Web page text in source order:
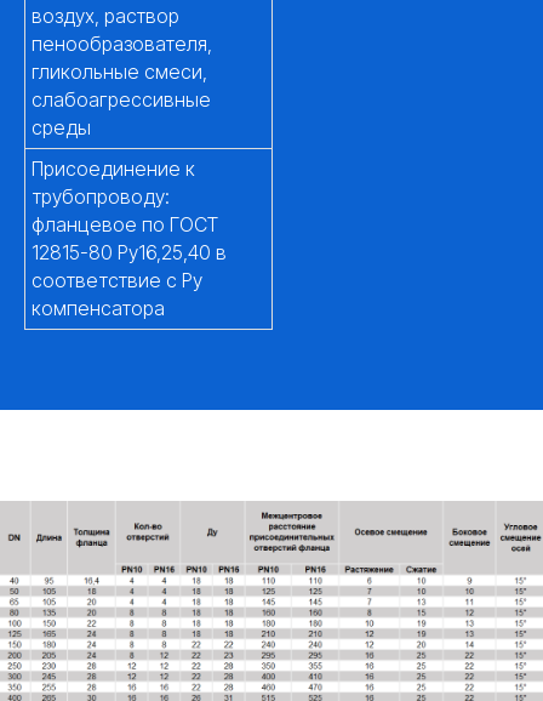
воздух, раствор
пенообразователя,
гликольные смеси,
слабоагрессивные
среды
Присоединение к
трубопроводу:
фланцевое по ГОСТ
12815-80 Ру16,25,40 в
соответствие с Ру
компенсатора